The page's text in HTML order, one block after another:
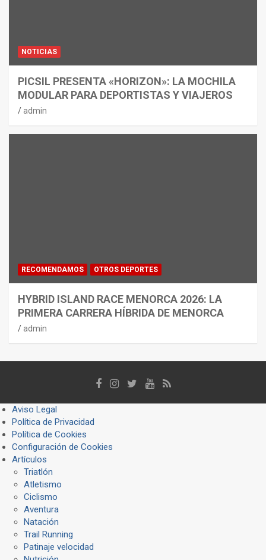
NOTICIAS
PICSIL PRESENTA «HORIZON»: LA MOCHILA
MODULAR PARA DEPORTISTAS Y VIAJEROS
admin
RECOMENDAMOS OTROS DEPORTES
HYBRID ISLAND RACE MENORCA 2026: LA
PRIMERA CARRERA HÍBRIDA DE MENORCA
admin
Aviso Legal
Política de Privacidad
Política de Cookies
Configuración de Cookies
Artículos
Triatlón
Atletismo
Ciclismo
Aventura
Natación
Trail Running
Patinaje velocidad